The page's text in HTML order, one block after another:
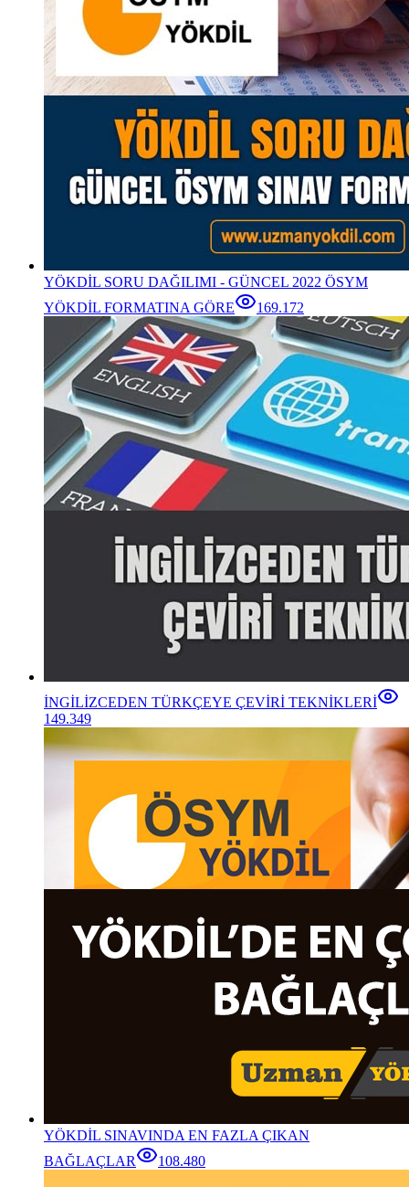
YÖKDİL SORU DAĞILIMI - GÜNCEL 2022 ÖSYM
YÖKDİL FORMATINA GÖRE
169.172
İNGİLİZCEDEN TÜRKÇEYE ÇEVİRİ TEKNİKLERİ
149.349
YÖKDİL SINAVINDA EN FAZLA ÇIKAN
BAĞLAÇLAR
108.480